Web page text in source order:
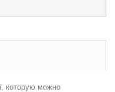
которую можно